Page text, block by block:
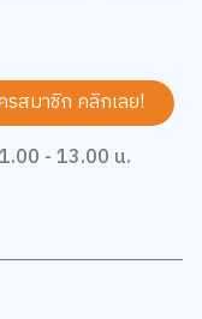
รสมาชิก คลิกเลย!
- 13.00 น.